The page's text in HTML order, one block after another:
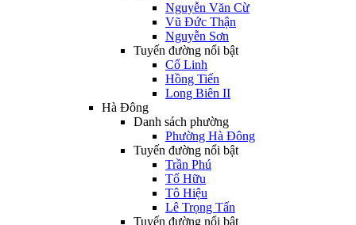
Nguyễn Văn Cừ
Vũ Đức Thận
Nguyễn Sơn
Tuyến đường nổi bật
Cổ Linh
Hồng Tiến
Long Biên II
Hà Đông
Danh sách phường
Phường Hà Đông
Tuyến đường nổi bật
Trần Phú
Tố Hữu
Tô Hiệu
Lê Trọng Tấn
Tuyến đường nổi bật